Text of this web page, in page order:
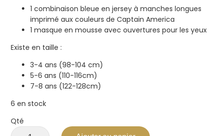
1combinaison bleue en jersey à manches longues
imprimé aux couleurs de Captain America
1 masque en mousse avec ouvertures pour les yeux
Existe en taille :
3-4 ans (98-104 cm)
5-6 ans (110-116cm)
7-8 ans (122-128cm)
6 en stock
Qté